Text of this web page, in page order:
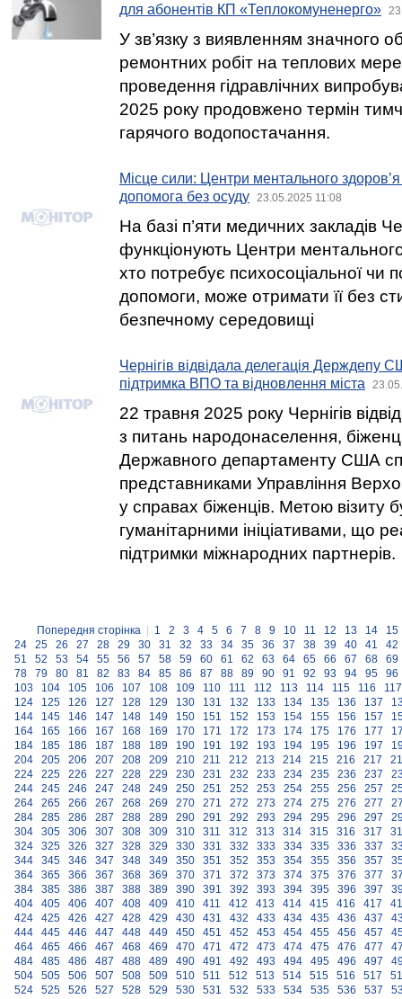
для абонентів КП «Теплокомуненерго»
У зв’язку з виявленням значного
ремонтних робіт на теплових
проведення гідравлічних
2025 року продовжено термін
гарячого водопостачання.
Місце сили: Центри ментального
допомога без осуду
23.05.2025 11:08
На базі п’яти медичних закладів
функціонують Центри
хто потребує психосоціальної чи
допомоги, може отримати її без
безпечному середовищі
Чернігів відвідала делегація
підтримка ВПО та відновлення міста
22 травня 2025 року Чернігів
з питань народонаселення,
Державного департаменту США
представниками Управління
у справах біженців. Метою візиту
гуманітарними ініціативами, що
підтримки міжнародних партнерів.
Попередня сторінка 1 2 3 4 5 6 7 8 9 10 11 12 13 14
15
24
25 26 27 28 29 30 31 32 33 34 35 36 37 38 39 40 41
42
51
52 53 54 55 56 57 58 59 60 61 62 63 64 65 66 67 68
69
78
79 80 81 82 83 84 85 86 87 88 89 90 91 92 93 94 95
96
103
104 105 106 107 108 109 110 111 112 113 114 115 116
117
124
125 126 127 128 129 130 131 132 133 134 135 136 137
144
145 146 147 148 149 150 151 152 153 154 155 156 157
164
165 166 167 168 169 170 171 172 173 174 175 176 177
184
185 186 187 188 189 190 191 192 193 194 195 196 197
204
205 206 207 208 209 210 211 212 213 214 215 216 217
224
225 226 227 228 229 230 231 232 233 234 235 236 237
244
245 246 247 248 249 250 251 252 253 254 255 256 257
264
265 266 267 268 269 270 271 272 273 274 275 276 277
284
285 286 287 288 289 290 291 292 293 294 295 296 297
304
305 306 307 308 309 310 311 312 313 314 315 316 317
324
325 326 327 328 329 330 331 332 333 334 335 336 337
344
345 346 347 348 349 350 351 352 353 354 355 356 357
364
365 366 367 368 369 370 371 372 373 374 375 376 377
384
385 386 387 388 389 390 391 392 393 394 395 396 397
404
405 406 407 408 409 410 411 412 413 414 415 416 417
424
425 426 427 428 429 430 431 432 433 434 435 436 437
444
445 446 447 448 449 450 451 452 453 454 455 456 457
464
465 466 467 468 469 470 471 472 473 474 475 476 477
484
485 486 487 488 489 490 491 492 493 494 495 496 497
504
505 506 507 508 509 510 511 512 513 514 515 516 517
524
525 526 527 528 529 530 531 532 533 534 535 536 537